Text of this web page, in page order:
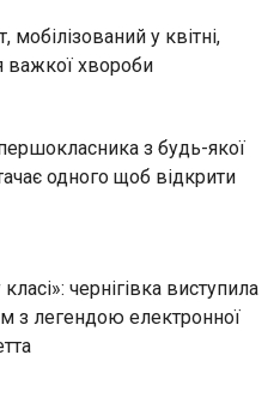
у квітні,
важкої хвороби
з будь-якої
одного щоб відкрити
чернігівка виступила
з легендою електронної